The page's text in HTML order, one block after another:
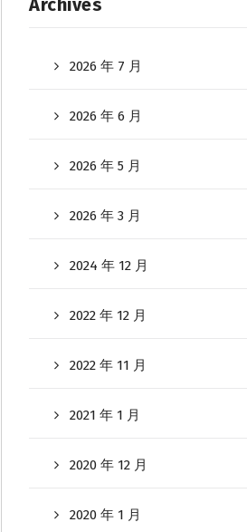
Archives
2026 年 7 月
2026 年 6 月
2026 年 5 月
2026 年 3 月
2024 年 12 月
2022 年 12 月
2022 年 11 月
2021 年 1 月
2020 年 12 月
2020 年 1 月